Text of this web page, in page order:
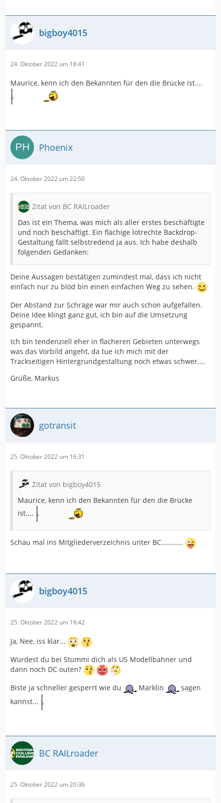
bigboy4015
24. Oktober 2022 um 18:41
Maurice, kenn ich den Bekannten für den die Brücke ist....
Phoenix
24. Oktober 2022 um 22:50
Zitat von BC RAILroader
Das ist ein Thema, was mich als aller erstes beschäftigte
und noch beschäftigt. Ein flächige lotrechte Backdrop-
Gestaltung fällt selbstredend ja aus. Ich habe deshalb
folgenden Gedanken:
Deine Aussagen bestätigen zumindest mal, dass ich nicht
einfach nur zu blöd bin einen einfachen Weg zu sehen.
Der Abstand zur Schräge war mir auch schon aufgefallen.
Deine Idee klingt ganz gut, ich bin auf die Umsetzung
gespannt.
Ich bin tendenziell eher in flacheren Gebieten unterwegs
was das Vorbild angeht, da tue ich mich mit der
Trackseitigen Hintergrundgestaltung noch etwas schwer....
Grüße, Markus
gotransit
25. Oktober 2022 um 16:31
Zitat von bigboy4015
Maurice, kenn ich den Bekannten für den die Brücke
ist....
Schau mal ins Mitgliederverzeichnis unter BC...........
bigboy4015
25. Oktober 2022 um 19:42
Ja, Nee, iss klar...
Würdest du bei Stummi dich als US Modellbahner und
dann noch DC outen?
Biste ja schneller gesperrt wie du
Märklin
sagen
kannst...
BC RAILroader
25. Oktober 2022 um 20:36